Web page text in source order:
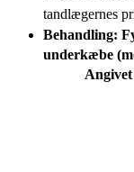
tandlægernes
Behandling:
underkæbe